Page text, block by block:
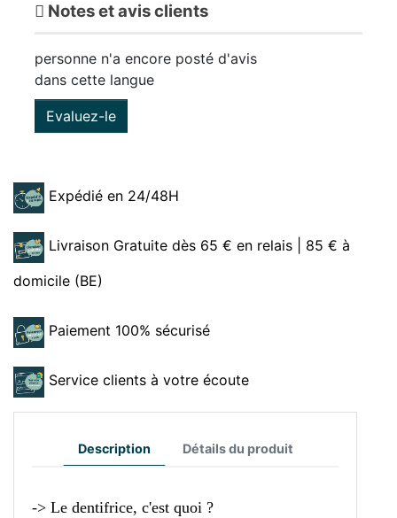
Notes et avis clients
personne n'a encore posté d'avis
dans cette langue
Evaluez-le
Expédié en 24/48H
Livraison Gratuite dès 65 € en relais | 85 € à
domicile (BE)
Paiement 100% sécurisé
Service clients à votre écoute
Description Détails du produit
-> Le dentifrice, c'est quoi ?